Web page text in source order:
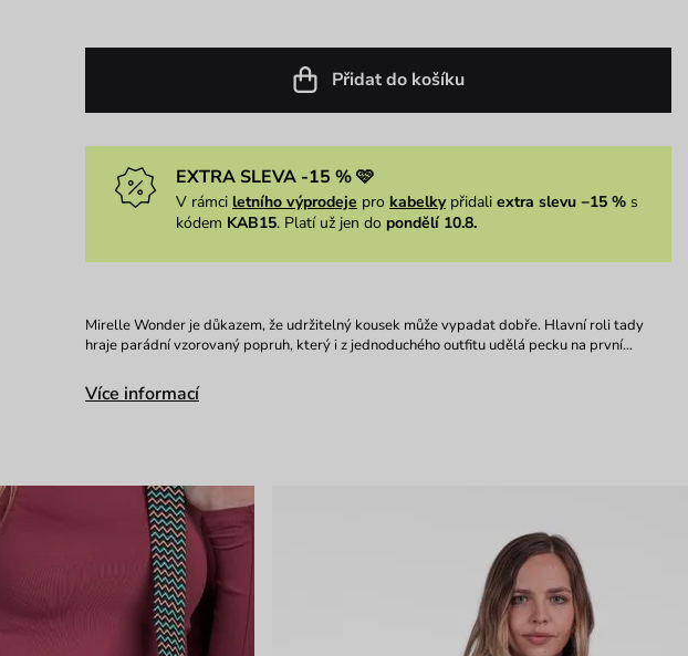
Přidat do košíku
EXTRA SLEVA -15 % 🩷
V rámci letního výprodeje pro kabelkypřidali extra slevu −15 %s
kódem KAB15. Platí už jen do pondělí 10.8.
Mirelle Wonder je důkazem, že udržitelný kousek může vypadat dobře. Hlavní roli tady
hraje parádní vzorovaný popruh, který i z jednoduchého outfitu udělá pecku na první…
Více informací